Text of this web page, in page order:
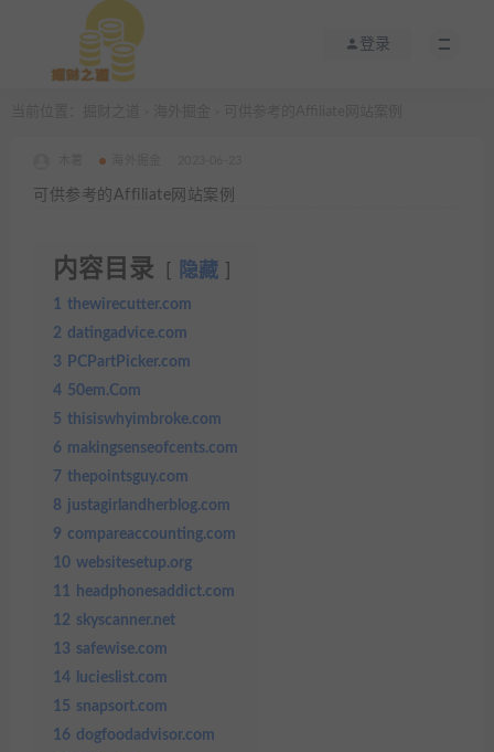
登录
可供参考的Affiliate网站案例
内容目录 隐藏
1 thewirecutter.com
2 datingadvice.com
3
PCPartPicker.com
4 50em.Com
5 thisiswhyimbroke.com
6 makingsenseofcents.com
7 thepointsguy.com
8 justagirlandherblog.com
9 compareaccounting.com
10 websitesetup.org
11
headphonesaddict.com
12 skyscanner.net
13 safewise.com
14
lucieslist.com
15 snapsort.com
16 dogfoodadvisor.com